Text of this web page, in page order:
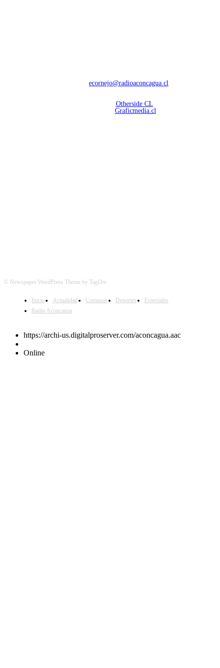
ecornejo@radioaconcagua.cl
Otherside CL
Graficmedia.cl
© Newspaper WordPress Theme by TagDiv
Inicio Actualidad Comunas Deportes
Especiales
Radio Aconcagua
https://archi-us.digitalproserver.com/aconcagua.aac
Online